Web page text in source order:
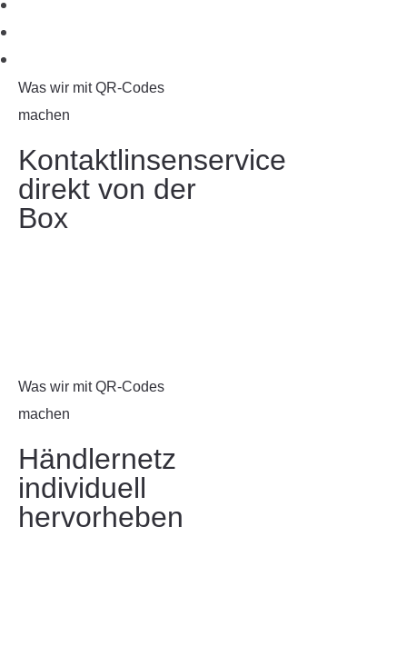
Was wir mit QR-Codes
machen
Kontaktlinsenservice
direkt von der
Box
Was wir mit QR-Codes
machen
Händlernetz
individuell
hervorheben